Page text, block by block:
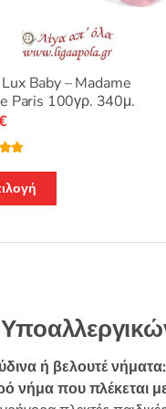
Baby – Madame
Paris 100γρ. 340μ.
5
το
έχει
επιλογές
μπορούν
να
επιλεγούν
ή βελουτέ νήματα:
νήμα που πλέκεται